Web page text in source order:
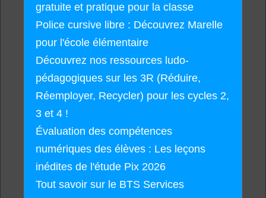
gratuite et pratique pour la classe
Police cursive libre : Découvrez Marelle
pour l'école élémentaire
Découvrez nos ressources ludo-
pédagogiques sur les 3R (Réduire,
Réemployer, Recycler) pour les cycles 2,
3 et 4 !
Évaluation des compétences
numériques des élèves : Les leçons
inédites de l'étude Pix 2026
Tout savoir sur le BTS Services